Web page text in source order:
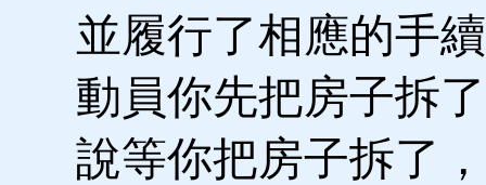
並履行了相應的手
動員你先把房子拆
說等你把房子拆了